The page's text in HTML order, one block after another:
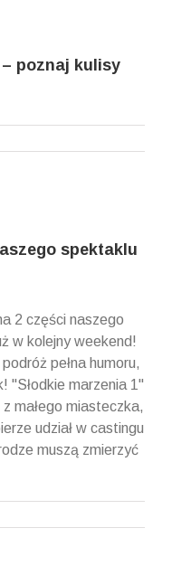
poznaj kulisy
spektaklu
2 części naszego
w kolejny weekend!
pełna humoru,
"Słodkie marzenia 1"
małego miasteczka,
udział w castingu
muszą zmierzyć